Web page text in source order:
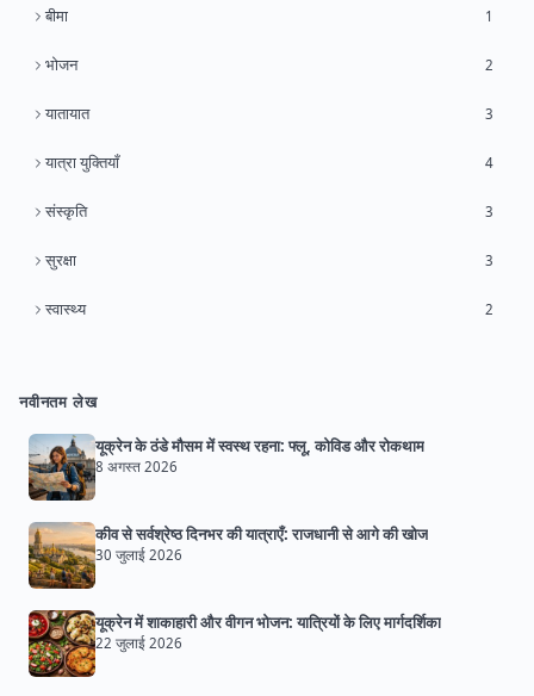
बीमा 1
भोजन 2
यातायात 3
यात्रा युक्तियाँ 4
संस्कृति 3
सुरक्षा 3
स्वास्थ्य 2
नवीनतम लेख
यूक्रेन के ठंडे मौसम में स्वस्थ रहना: फ्लू, कोविड और रोकथाम
8 अगस्त 2026
कीव से सर्वश्रेष्ठ दिनभर की यात्राएँ: राजधानी से आगे की खोज
30 जुलाई 2026
यूक्रेन में शाकाहारी और वीगन भोजन: यात्रियों के लिए मार्गदर्शिका
22 जुलाई 2026